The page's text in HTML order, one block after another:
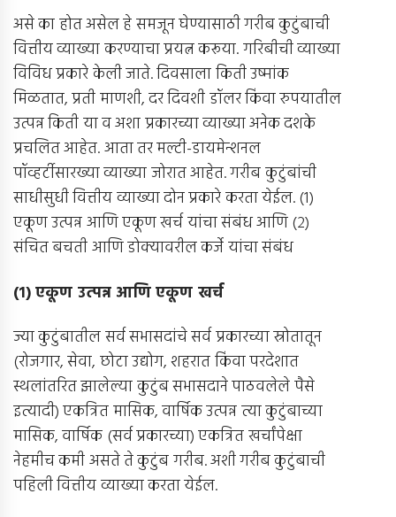
असे का होत असेल हे समजून घेण्यासाठी गरीब कुटुंबाची
वित्तीय व्याख्या करण्याचा प्रयत्न करूया. गरिबीची व्याख्या
विविध प्रकारे केली जाते. दिवसाला किती उष्मांक
मिळतात, प्रती माणशी, दर दिवशी डॉलर किंवा रुपयातील
उत्पन्न किती या व अशा प्रकारच्या व्याख्या अनेक दशके
प्रचलित आहेत. आता तर मल्टी-डायमेन्शनल
पॉव्हर्टीसारख्या व्याख्या जोरात आहेत. गरीब कुटुंबांची
साधीसुधी वित्तीय व्याख्या दोन प्रकारे करता येईल. (१)
एकूण उत्पन्न आणि एकूण खर्च यांचा संबंध आणि (२)
संचित बचती आणि डोक्यावरील कर्जे यांचा संबंध
(१)एकूण उत्पन्न आणि एकूण खर्च
ज्या कुटुंबातील सर्व सभासदांचे सर्व प्रकारच्या स्रोतातून
(रोजगार, सेवा, छोटा उद्योग, शहरात किंवा परदेशात
स्थलांतरित झालेल्या कुटुंब सभासदाने पाठवलेले पैसे
इत्यादी) एकत्रित मासिक, वार्षिक उत्पन्न त्या कुटुंबाच्या
मासिक, वार्षिक (सर्व प्रकारच्या) एकत्रित खर्चांपेक्षा
नेहमीच कमी असते ते कुटुंब गरीब. अशी गरीब कुटुंबाची
पहिली वित्तीय व्याख्या करता येईल.